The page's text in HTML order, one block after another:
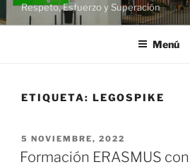
Respeto, Esfuerzo y Superación
Menú
ETIQUETA: LEGOSPIKE
PUBLICADO
EL
5 NOVIEMBRE, 2022
Formación ERASMUS